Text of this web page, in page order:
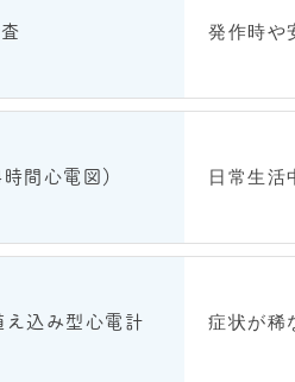
発作時や
間心電図） 日常生活
込み型心電計 症状が稀